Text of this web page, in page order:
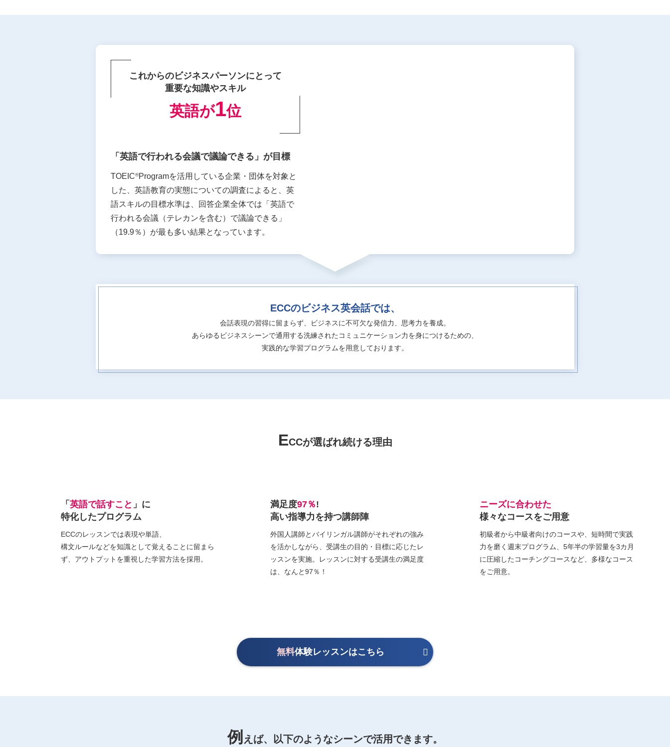
これからのビジネスパーソンにとって
重要な知識やスキル
英語が1位
「英語で行われる会議で議論できる」が目標
TOEIC®Programを活用している企業・団体を対象と
した、英語教育の実態についての調査によると、英
語スキルの目標水準は、回答企業全体では「英語で
行われる会議（テレカンを含む）で議論できる」
（19.9％）が最も多い結果となっています。
ECCのビジネス英会話では、
会話表現の習得に留まらず、
ビジネスに不可欠な発信力、思考力を養成。
あらゆるビジネスシーンで通用する洗練されたコミュニケーション力を身につけるための、
実践的な学習プログラムを用意しております。
ECCが選ばれ続ける理由
「 英語で話すこと 」に
特化したプログラム
ECCのレッスンでは表現や単語、
構文ルールなどを知識として覚えることに留まら
ず、アウトプットを重視した学習方法を採用。
満足度97％!
高い指導力を持つ講師陣
外国人講師とバイリンガル講師がそれぞれの強み
を活かしながら、受講生の目的・目標に応じたレ
ッスンを実施。レッスンに対する受講生の満足度
は、なんと97％！
ニーズに合わせた
様々なコースをご用意
初級者から中級者向けのコースや、短時間で実践
力を磨く週末プログラム、5年半の学習量を3カ月
に圧縮したコーチングコースなど、多様なコース
をご用意。
無料体験レッスンはこちら
例 えば、以下のようなシーンで活用できます。